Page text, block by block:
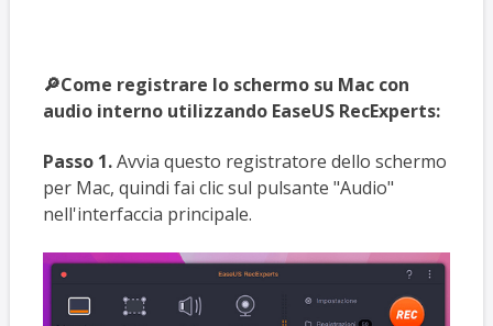
🔎Come registrare lo schermo su Mac con
audio interno utilizzando EaseUS RecExperts:
Passo 1.Avvia questo registratore dello schermo
per Mac, quindi fai clic sul pulsante "Audio"
nell'interfaccia principale.